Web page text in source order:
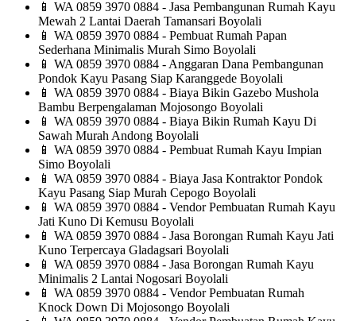
📱 WA 0859 3970 0884 - Jasa Pembangunan Rumah Kayu
Mewah 2 Lantai Daerah Tamansari Boyolali
📱 WA 0859 3970 0884 - Pembuat Rumah Papan
Sederhana Minimalis Murah Simo Boyolali
📱 WA 0859 3970 0884 - Anggaran Dana Pembangunan
Pondok Kayu Pasang Siap Karanggede Boyolali
📱 WA 0859 3970 0884 - Biaya Bikin Gazebo Mushola
Bambu Berpengalaman Mojosongo Boyolali
📱 WA 0859 3970 0884 - Biaya Bikin Rumah Kayu Di
Sawah Murah Andong Boyolali
📱 WA 0859 3970 0884 - Pembuat Rumah Kayu Impian
Simo Boyolali
📱 WA 0859 3970 0884 - Biaya Jasa Kontraktor Pondok
Kayu Pasang Siap Murah Cepogo Boyolali
📱 WA 0859 3970 0884 - Vendor Pembuatan Rumah Kayu
Jati Kuno Di Kemusu Boyolali
📱 WA 0859 3970 0884 - Jasa Borongan Rumah Kayu Jati
Kuno Terpercaya Gladagsari Boyolali
📱 WA 0859 3970 0884 - Jasa Borongan Rumah Kayu
Minimalis 2 Lantai Nogosari Boyolali
📱 WA 0859 3970 0884 - Vendor Pembuatan Rumah
Knock Down Di Mojosongo Boyolali